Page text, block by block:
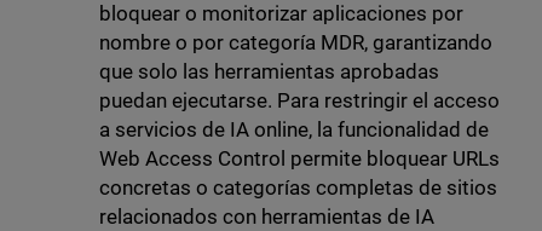
bloquear o monitorizar aplicaciones por
nombre o por categoría MDR, garantizando
que solo las herramientas aprobadas
puedan ejecutarse. Para restringir el acceso
a servicios de IA online, la funcionalidad de
Web Access Control permite bloquear URLs
concretas o categorías completas de sitios
relacionados con herramientas de IA